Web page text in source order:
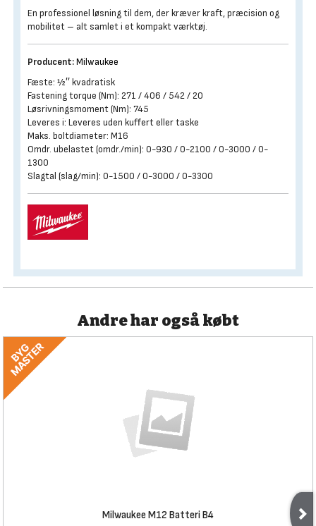
En professionel løsning til dem, der kræver kraft, præcision og
mobilitet – alt samlet i et kompakt værktøj.
Producent:Milwaukee
Fæste: ½″ kvadratisk
Fastening torque (Nm): 271 / 406 / 542 / 20
Løsrivningsmoment (Nm): 745
Leveres i: Leveres uden kuffert eller taske
Maks. boltdiameter: M16
Omdr. ubelastet (omdr./min): 0-930 / 0-2100 / 0-3000 / 0-
1300
Slagtal (slag/min): 0-1500 / 0-3000 / 0-3300
Andre har også købt
Milwaukee M12 Batteri B4